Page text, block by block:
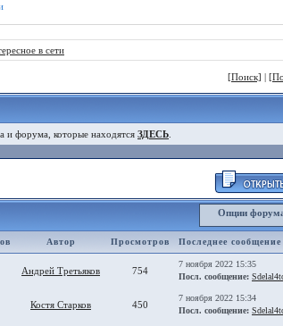
в сети
[Поиск] |
и форума, которые находятся ЗДЕСЬ
Опции
Автор Просмотров Последнее сообщение
Андрей Третьяков 754
7 ноября 2022 15:35
Посл. сообщение:
Костя Старков 450
7 ноября 2022 15:34
Посл. сообщение: